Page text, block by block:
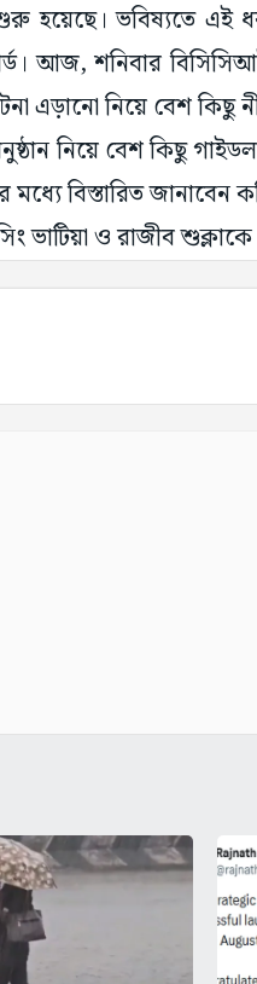
হয়েছে। ভবিষ্যতে এই
আজ, শনিবার
এড়ানো নিয়ে বেশ কিছু
নিয়ে বেশ কিছু
বিস্তারিত জানাবেন
ভাটিয়া ও রাজীব